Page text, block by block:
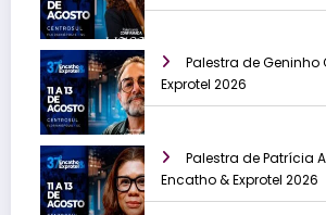
Palestra de Geninho
Exprotel 2026
Palestra de Patrícia
Encatho & Exprotel 2026